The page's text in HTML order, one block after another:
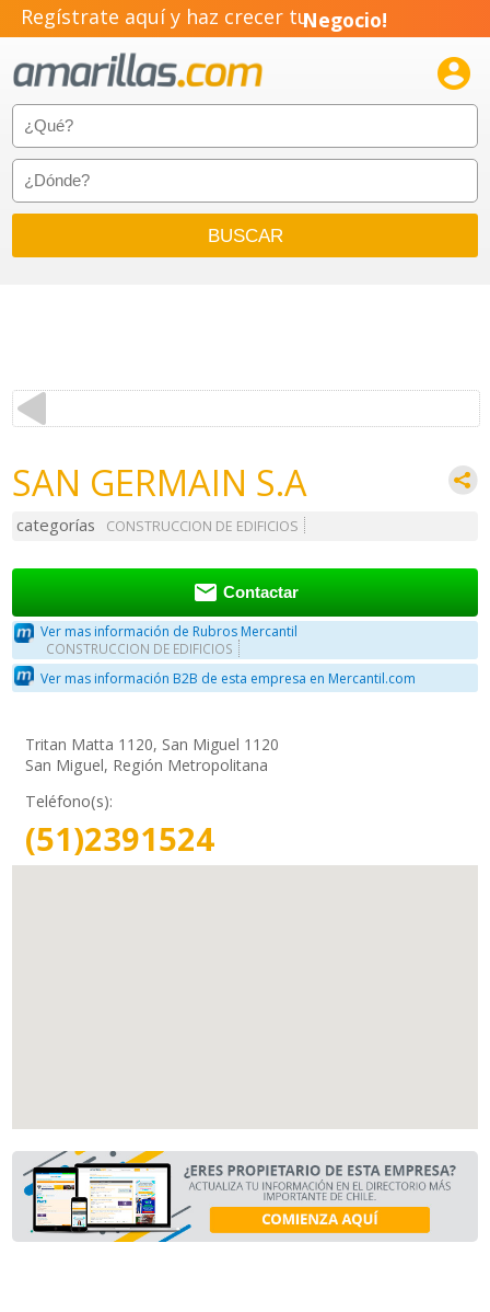
Regístrate aquí y haz crecer tuNegocio!
Emprendimiento!

SAN GERMAIN S.A
categorías CONSTRUCCION DE EDIFICIOS
 Contactar
Ver mas información de Rubros Mercantil
CONSTRUCCION DE EDIFICIOS
Ver mas información B2B de esta empresa en Mercantil.com
Tritan Matta 1120, San Miguel 1120
San Miguel, Región Metropolitana
Teléfono(s):
(51)2391524